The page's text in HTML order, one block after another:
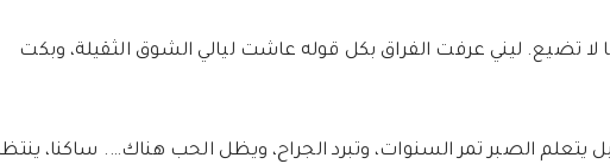
ليني عرفت الفراق بكل قوله عاشت ليالي الشوق الثقيلة، وبكت
يتعلم الصبر تمر السنوات، وتبرد الجراح، ويظل الحب هناك…. ساكنا،